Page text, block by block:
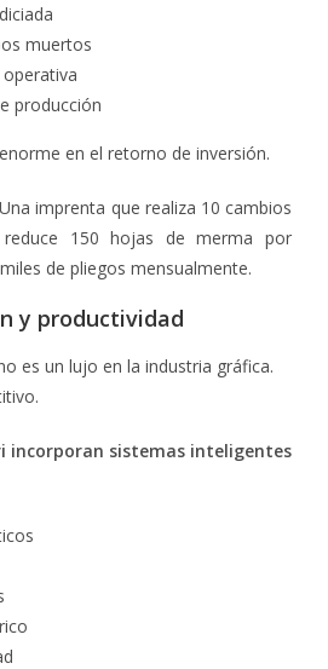
muertos
producción
en el retorno de inversión.
Una imprenta que realiza 10 cambios
150 hojas de merma por
de pliegos mensualmente.
y productividad
es un lujo en la industria gráfica.
incorporan sistemas inteligentes